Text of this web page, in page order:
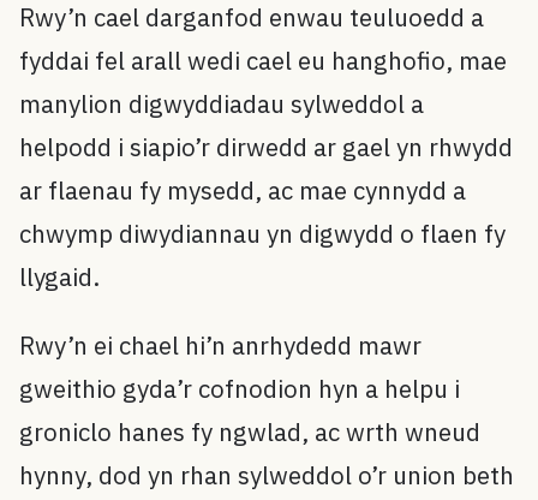
Rwy’n cael darganfod enwau teuluoedd a
fyddai fel arall wedi cael eu hanghofio, mae
manylion digwyddiadau sylweddol a
helpodd i siapio’r dirwedd ar gael yn rhwydd
ar flaenau fy mysedd, ac mae cynnydd a
chwymp diwydiannau yn digwydd o flaen fy
llygaid.
Rwy’n ei chael hi’n anrhydedd mawr
gweithio gyda’r cofnodion hyn a helpu i
groniclo hanes fy ngwlad, ac wrth wneud
hynny, dod yn rhan sylweddol o’r union beth